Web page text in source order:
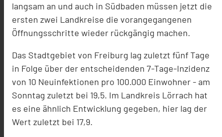
langsam an und auch in Südbaden müssen jetzt die
ersten zwei Landkreise die vorangegangenen
Öffnungsschritte wieder rückgängig machen.
Das Stadtgebiet von Freiburg lag zuletzt fünf Tage
in Folge über der entscheidenden 7-Tage-Inzidenz
von 10 Neuinfektionen pro 100.000 Einwohner - am
Sonntag zuletzt bei 19,5. Im Landkreis Lörrach hat
es eine ähnlich Entwicklung gegeben, hier lag der
Wert zuletzt bei 17,9.